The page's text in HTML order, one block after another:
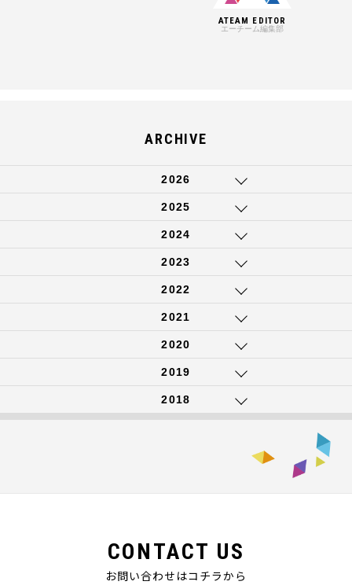
ATEAM EDITOR
エーチーム編集部
ARCHIVE
2026
2025
2024
2023
2022
2021
2020
2019
2018
CONTACT US
お問い合わせはコチラから